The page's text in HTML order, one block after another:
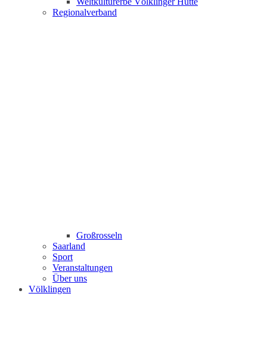
Regionalverband
Großrosseln
Saarland
Sport
Veranstaltungen
Über uns
Völklingen